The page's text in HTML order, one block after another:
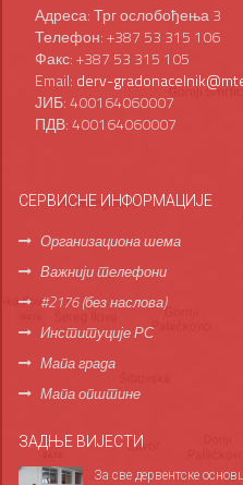
Адреса: Трг ослобођења 3
Телефон: +387 53 315 106
Факс: +387 53 315 105
Email: derv-
ЈИБ: 400164060007
ПДВ: 400164060007
СЕРВИСНЕ ИНФОРМАЦИЈЕ
Организациона шема
Важнији телефони
#2176 (без наслова)
Институције РС
Мапа града
Мапа општине
ЗАДЊЕ ВИЈЕСТИ
За све дервентске